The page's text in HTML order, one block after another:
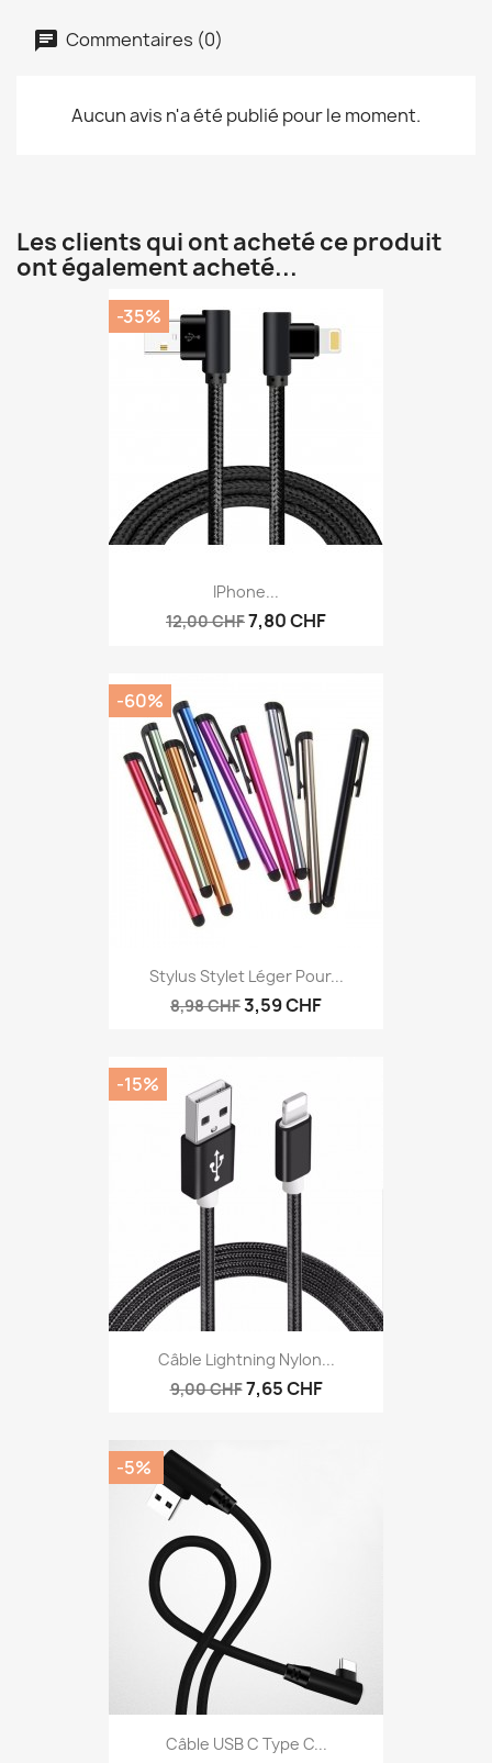
Commentaires (0)
Aucun avis n'a été publié pour le moment.
Les clients qui ont acheté ce produit
ont également acheté...
IPhone...
12,00 CHF7,80 CHF
-35%
Stylus Stylet Léger Pour...
8,98 CHF3,59 CHF
-60%
Câble Lightning Nylon...
9,00 CHF7,65 CHF
-15%
Câble USB C Type C...
-5%